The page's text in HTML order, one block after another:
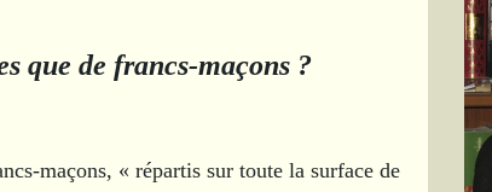
que de francs-maçons ?
maçons, « répartis sur toute la surface de